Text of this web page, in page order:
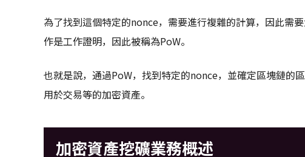
為了找到這個特定的nonce，需要進行複雜的計算，因此需
作是工作證明，因此被稱為PoW。
也就是說，通過PoW，找到特定的nonce，並確定區塊鏈的
用於交易等的加密資產。
加密資產挖礦業務概述